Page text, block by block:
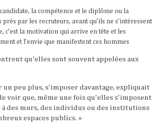
la compétence et le diplôme ou la
par les recruteurs, avant qu’ils ne s’intéressent
c’est la motivation qui arrive en tête et les
et l’envie que manifestent ces hommes
qu’elles sont souvent appelées aux
un peu plus, s'imposer davantage, expliquait
voir que, même une fois qu'elles s'imposent
à des murs, des individus ou des institutions
espaces publics. »